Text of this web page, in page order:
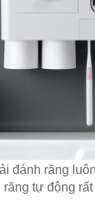
đánh răng
tự động